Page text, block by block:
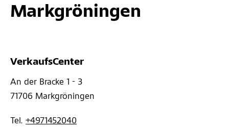
Markgröningen
VerkaufsCenter
An der Bracke 1 - 3
71706 Markgröningen
Tel. +4971452040